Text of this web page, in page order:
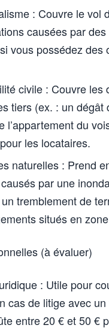
: Couvre le vol
causées par des
vous possédez des
civile : Couvre les
tiers (ex. : un dégât
l’appartement du
les locataires.
naturelles : Prend
par une
tremblement de
situés en
(à évaluer)
: Utile pour
cas de litige avec
entre 20 € et 50 €